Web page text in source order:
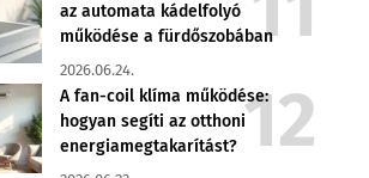
az automata kádelfolyó
működése a fürdőszobában
2026.06.24.
A fan-coil klíma működése:
hogyan segíti az otthoni
energiamegtakarítást?